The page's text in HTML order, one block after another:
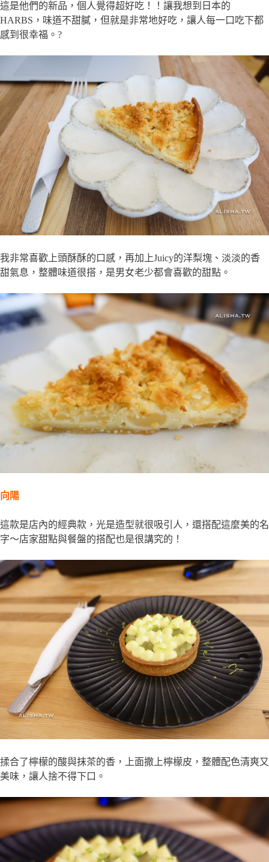
這是他們的新品，個人覺得超好吃！！讓我想到日本的
HARBS，味道不甜膩，但就是非常地好吃，讓人每一口吃下都
感到很幸福。?
我非常喜歡上頭酥酥的口感，再加上Juicy的洋梨塊、淡淡的香
甜氣息，整體味道很搭，是男女老少都會喜歡的甜點。
向陽
這款是店內的經典款，光是造型就很吸引人，還搭配這麼美的名
字～店家甜點與餐盤的搭配也是很講究的！
揉合了檸檬的酸與抹茶的香，上面撒上檸檬皮，整體配色清爽又
美味，讓人捨不得下口。